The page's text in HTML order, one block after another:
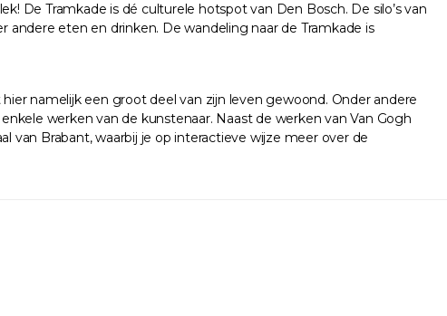
De Tramkade is dé culturele hotspot van Den Bosch. De silo’s van
eten en drinken. De wandeling naar de Tramkade is
namelijk een groot deel van zijn leven gewoond. Onder andere
werken van de kunstenaar. Naast de werken van Van Gogh
Brabant, waarbij je op interactieve wijze meer over de